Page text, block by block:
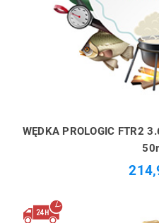
WĘDKA PROLOGIC FTR2